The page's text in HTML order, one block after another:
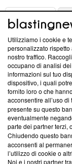
ABOUT
Questa sezione
News, sui nostri
creare news di
‘Trust Project -
ancora membro
parte; Trust
conformità agli
Su di noi
Team editoriale
Utilizziamo i cookie e
personalizzato
nostro traffico.
occupano di analisi
informazioni sul tuo
dispositivo, i quali
fornito loro o che
acconsentire all’uso
presente su questo
eventualmente
parte dei partner terzi,
Chiudendo questo
acconsenti al
l’utilizzo di cookie o
Noi e i nostri partner